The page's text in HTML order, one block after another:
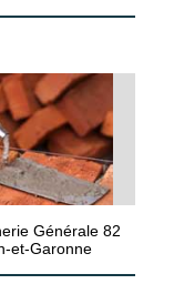
Générale 82
et-Garonne